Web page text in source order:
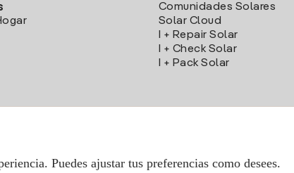
Comunidades Solares
Solar Cloud
I + Repair Solar
I + Check Solar
I + Pack Solar
Puedes ajustar tus preferencias como desees.